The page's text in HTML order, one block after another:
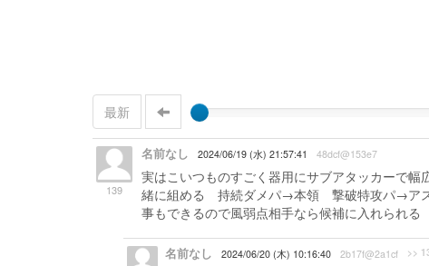
最新
139
名前なし 2024/06/19 (水) 21:57:41 48dcf@153e7
実はこいつものすごく器用にサブアタッカーで
緒に組める 持続ダメパ→本領 撃破特攻パ→アス
事もできるので風弱点相手なら候補に入れられる
名前なし 2024/06/20 (木) 10:16:40 2b17f@2a1cf >>